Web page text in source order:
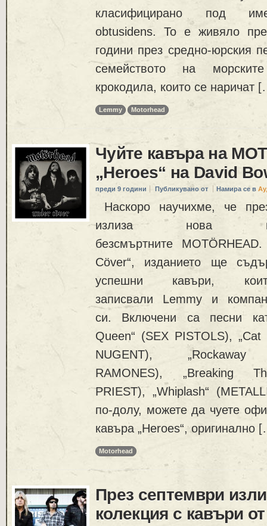
класифицирано под
obtusidens. То е живяло
години през средно-юрския
семейството на
крокодила, които се наричат
Lemmy Motorhead
Чуйте кавъра на
„Heroes“ на David
преди 9 години Публикувано от Намира се в
Наскоро научихме, че
излиза нова
безсмъртните
Cöver“, изданието ще
успешни кавъри,
записвали Lemmy и
си. Включени са песни
Queen“ (SEX PISTOLS),
NUGENT),
RAMONES), „Breaking
PRIEST), „Whiplash“
по-долу, можете да чуете
кавъра „Heroes“, оригинално
Motorhead
През септември
колекция с кавъри